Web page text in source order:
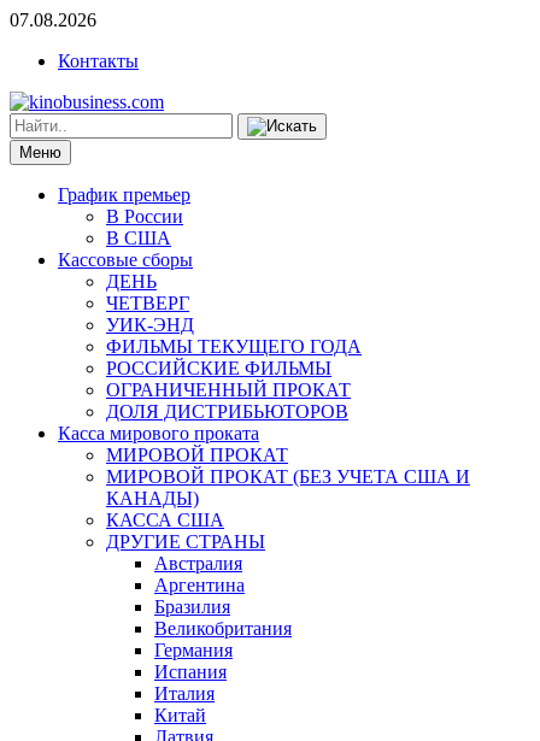
07.08.2026
Контакты
Меню
График премьер
В России
В США
Кассовые сборы
ДЕНЬ
ЧЕТВЕРГ
УИК-ЭНД
ФИЛЬМЫ ТЕКУЩЕГО ГОДА
РОССИЙСКИЕ ФИЛЬМЫ
ОГРАНИЧЕННЫЙ ПРОКАТ
ДОЛЯ ДИСТРИБЬЮТОРОВ
Касса мирового проката
МИРОВОЙ ПРОКАТ
МИРОВОЙ ПРОКАТ (БЕЗ УЧЕТА США И
КАНАДЫ)
КАССА США
ДРУГИЕ СТРАНЫ
Австралия
Аргентина
Бразилия
Великобритания
Германия
Испания
Италия
Китай
Латвия